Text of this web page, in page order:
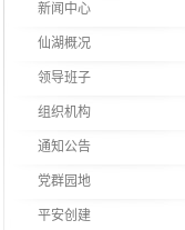
新闻中心
仙湖概况
领导班子
组织机构
通知公告
党群园地
平安创建